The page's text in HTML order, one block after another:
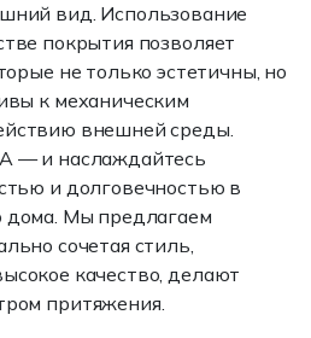
вид. Использование
покрытия позволяет
не только эстетичны, но
к механическим
внешней среды.
—и наслаждайтесь
и долговечностью в
дома. Мы предлагаем
сочетая стиль,
качество,делают
притяжения.